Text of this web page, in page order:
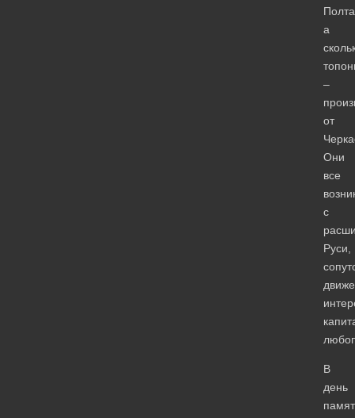
а
–
от
Они
все
с
Руси,
В
день